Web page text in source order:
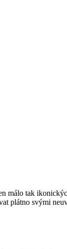
málo tak
plátno svými